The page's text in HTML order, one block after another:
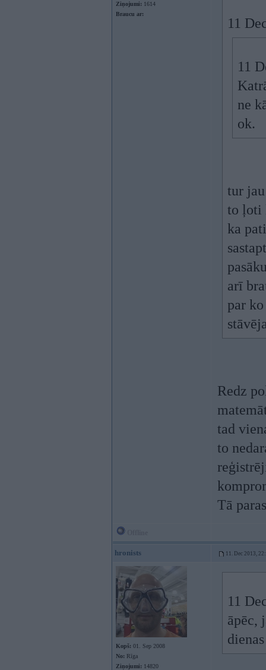
Ziņojumi: 1614
Braucu ar:
11
11
ne
ok.
tur
to ļoti
ka
arī
par
Redz
tad
to
Tā
hronists 11. Dec 2013,
Kopš: 01. Sep 2008
No: Rīga
Ziņojumi: 14820
11
āpēc,